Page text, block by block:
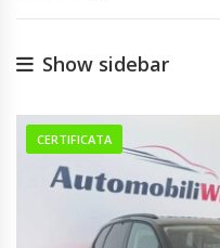
Show sidebar
CERTIFICATA